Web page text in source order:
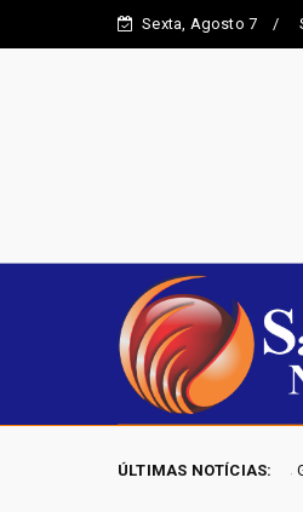
Sexta, Agosto 7
ÚLTIMAS NOTÍCIAS:
ELEIÇÕES GO 2026 - Joscilene